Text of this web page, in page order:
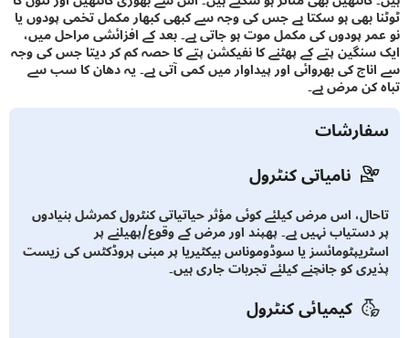
بھی ہو سکتا ہے جس کی وجہ سے کبھی کبھار مکمل تخمی پودوں یا
پودوں کی مکمل موت ہو جاتی ہے۔ بعد کے افزائشی مراحل میں،
پتے کے پھٹنے کا نفیکشن پتے کا حصہ کم کر دیتا جس کی وجہ
کی بھروائی اور پیداوار میں کمی آتی ہے۔ یہ دھان کا سب سے
کن مرض ہے۔
نامیاتی کنٹرول
اس مرض کیلئے کوئی مؤثر حیاتیاتی کنٹرول کمرشل بنیادوں
نہیں ہے۔ پھپند اور مرض کے وقوع/پھیلنے پر
یا سوڈوموناس بیکٹیریا پر مبنی پروڈکٹس کی زیست
کو جانچنے کیلئے تجربات جاری ہیں۔
کیمیائی کنٹرول